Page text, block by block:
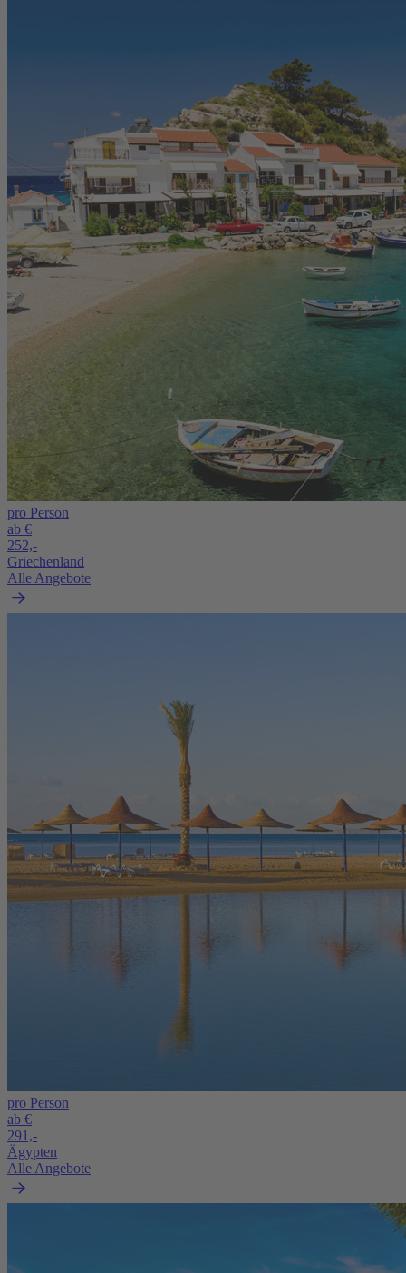
pro Person
ab €
252,-
Griechenland
Alle Angebote
pro Person
ab €
291,-
Ägypten
Alle Angebote